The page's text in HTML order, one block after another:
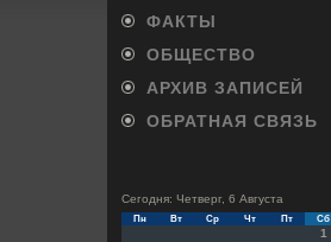
ФАКТЫ
ОБЩЕСТВО
АРХИВ ЗАПИСЕЙ
ОБРАТНАЯ СВЯЗЬ
Сегодня: Четверг, 6 Августа
Пн Вт Ср Чт Пт Сб
1